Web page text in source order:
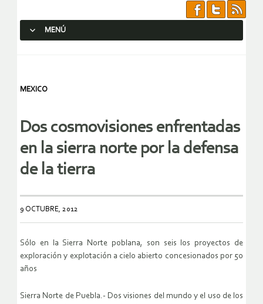
MENÚ
MEXICO
Dos cosmovisiones enfrentadas
en la sierra norte por la defensa
de la tierra
9 OCTUBRE, 2012
Sólo en la Sierra Norte poblana, son seis los proyectos de
exploración y explotación a cielo abierto concesionados por 50
años
Sierra Norte de Puebla.- Dos visiones del mundo y el uso de los